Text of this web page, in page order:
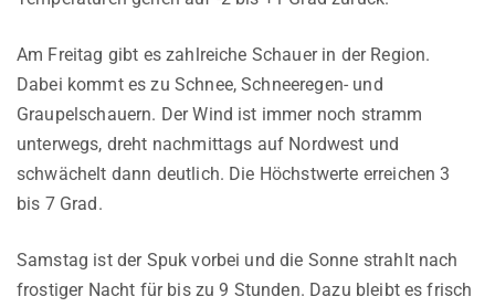
Am Freitag gibt es zahlreiche Schauer in der Region.
Dabei kommt es zu Schnee, Schneeregen- und
Graupelschauern. Der Wind ist immer noch stramm
unterwegs, dreht nachmittags auf Nordwest und
schwächelt dann deutlich. Die Höchstwerte erreichen 3
bis 7 Grad.
Samstag ist der Spuk vorbei und die Sonne strahlt nach
frostiger Nacht für bis zu 9 Stunden. Dazu bleibt es frisch